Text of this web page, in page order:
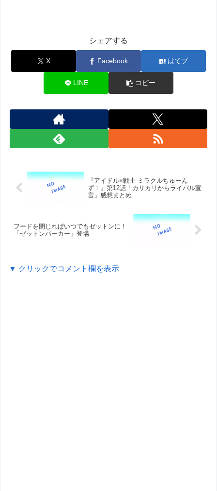
シェアする
X Facebook はてブ
LINE コピー
『アイドル×戦士 ミラクルちゅーん
ず！』第12話「カリカリからライバル宣
言」感想まとめ
フードを閉じればいつでもゼットンに！
「ゼットンパーカー」登場
▼ クリックでコメント欄を表示